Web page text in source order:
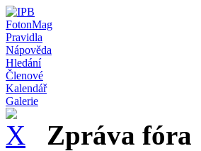
FotonMag
Pravidla
Nápověda
Hledání
Členové
Kalendář
Galerie
Zpráva fóra